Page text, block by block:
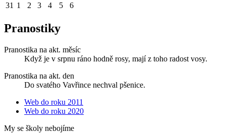
31 1 2 3 4 5 6
Pranostiky
Pranostika na akt. měsíc
Když je v srpnu ráno hodně rosy, mají z toho radost vosy.
Pranostika na akt. den
Do svatého Vavřince nechval pšenice.
Web do roku 2011
Web do roku 2020
My se školy nebojíme